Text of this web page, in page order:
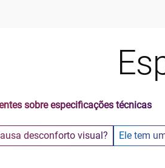
sobre especificações técnicas
desconforto visual? Ele tem